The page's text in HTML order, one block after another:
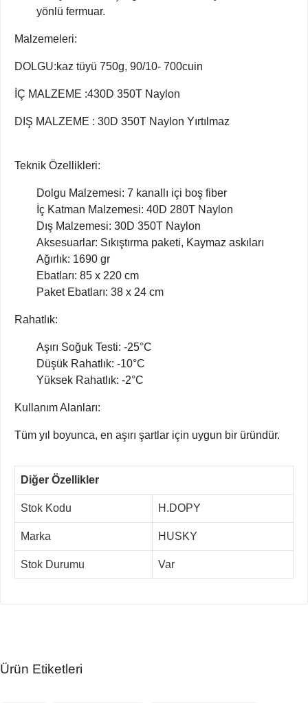
yönlü fermuar.
Malzemeleri:
DOLGU:kaz tüyü 750g, 90/10- 700cuin
İÇ MALZEME :430D 350T Naylon
DIŞ MALZEME : 30D 350T Naylon Yırtılmaz
Teknik Özellikleri:
Dolgu Malzemesi: 7 kanallı içi boş fiber
İç Katman Malzemesi: 40D 280T Naylon
Dış Malzemesi: 30D 350T Naylon
Aksesuarlar: Sıkıştırma paketi, Kaymaz askıları
Ağırlık: 1690 gr
Ebatları: 85 x 220 cm
Paket Ebatları: 38 x 24 cm
Rahatlık:
Aşırı Soğuk Testi: -25°C
Düşük Rahatlık: -10°C
Yüksek Rahatlık: -2°C
Kullanım Alanları:
Tüm yıl boyunca, en aşırı şartlar için uygun bir üründür.
Diğer Özellikler
Stok Kodu H.DOPY
Marka HUSKY
Stok Durumu Var
Ürün Etiketleri